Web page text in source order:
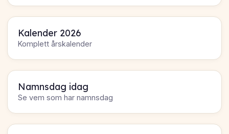
Kalender 2026
Komplett årskalender
Namnsdag idag
Se vem som har namnsdag